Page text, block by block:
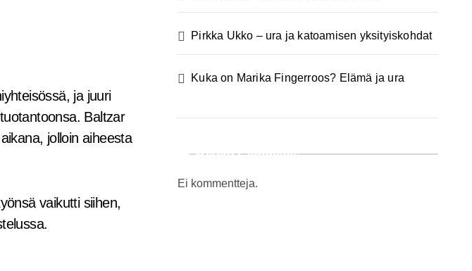
ja juuri
Baltzar
jolloin aiheesta
vaikutti siihen,
Pirkka Ukko – ura ja katoamisen yksityiskohdat
Kuka on Marika Fingerroos? Elämä ja ura
Recent Comments
Ei kommentteja.